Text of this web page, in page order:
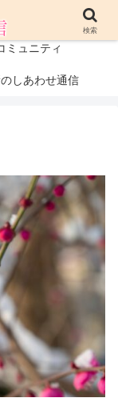
ミュニティ
しあわせ通信
検索